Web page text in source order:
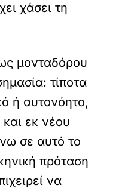
χάσει τη
μονταδόρου
τίποτα
ή αυτονόητο,
εκ νέου
σε αυτό το
πρόταση
να